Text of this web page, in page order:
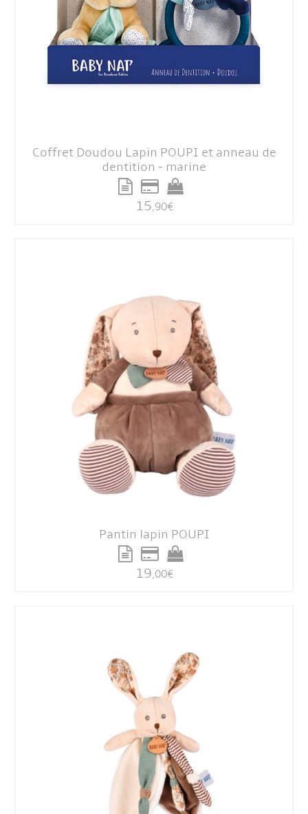
Coffret Doudou Lapin POUPI et anneau de
dentition - marine
15 ,90€
Pantin lapin POUPI
19,00€